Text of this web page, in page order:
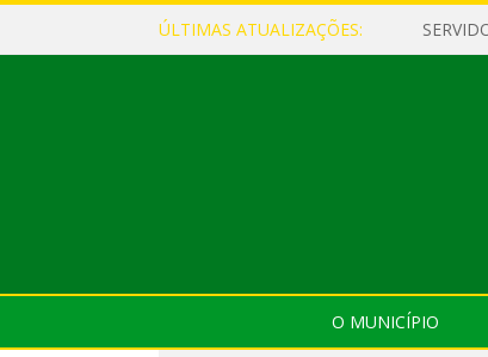
ÚLTIMAS ATUALIZAÇÕES:
O MUNICÍPIO